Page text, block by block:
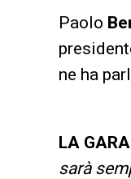
Paolo
ne ha
LA
sarà